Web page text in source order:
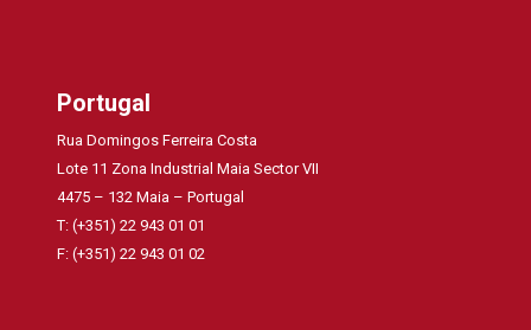
Portugal
Rua Domingos Ferreira Costa
Lote 11 Zona Industrial Maia Sector VII
4475 – 132 Maia – Portugal
T: (+351) 22 943 01 01
F: (+351) 22 943 01 02